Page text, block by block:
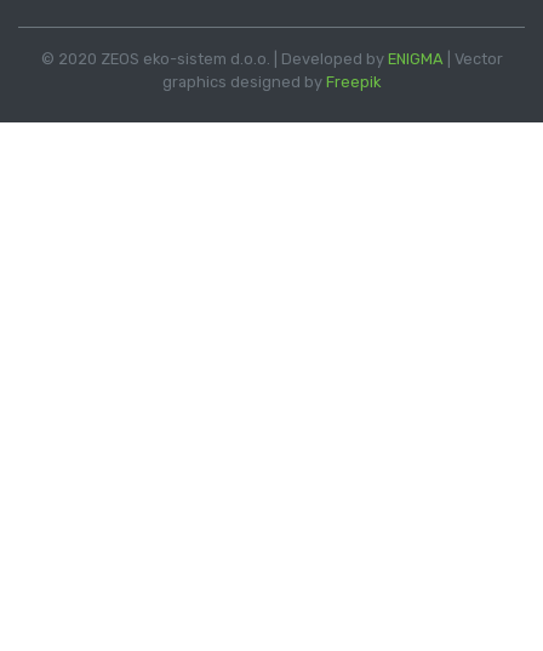
© 2020 ZEOS eko-sistem d.o.o. | Developed by ENIGMA| Vector
graphics designed by Freepik